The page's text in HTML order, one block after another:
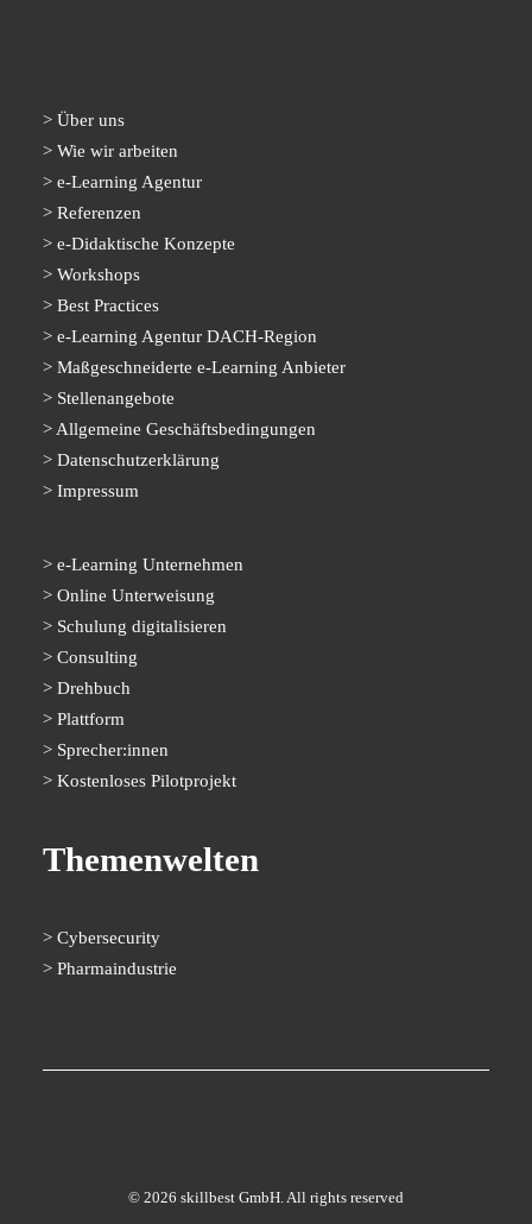
Über uns
Wie wir arbeiten
e-Learning Agentur
Referenzen
e-Didaktische Konzepte
Workshops
Best Practices
e-Learning Agentur DACH-Region
Maßgeschneiderte e-Learning Anbieter
Stellenangebote
Allgemeine Geschäftsbedingungen
Datenschutzerklärung
Impressum
e-Learning Unternehmen
Online Unterweisung
Schulung digitalisieren
Consulting
Drehbuch
Plattform
Sprecher:innen
Kostenloses Pilotprojekt
Themenwelten
Cybersecurity
Pharmaindustrie
© 2026 skillbest GmbH. All rights reserved